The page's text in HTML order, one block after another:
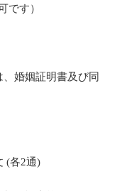
です）
姻証明書及び同
各2通)